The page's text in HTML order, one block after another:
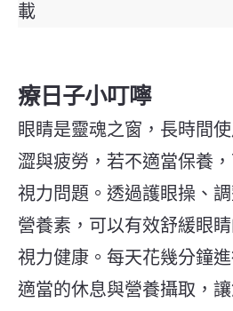
載
療日子小叮嚀
眼睛是靈魂之窗，長時間
澀與疲勞，若不適當保養
視力問題。透過護眼操、
營養素，可以有效舒緩眼
視力健康。每天花幾分鐘
適當的休息與營養攝取，